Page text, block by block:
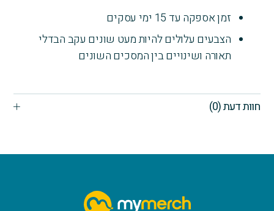
זמן אספקה עד 15 ימי עסקים
הצבעים עלולים להיות מעט שונים עקב הבדלי
תאורה ושינויים בין המסכים השונים
חוות דעת (0)